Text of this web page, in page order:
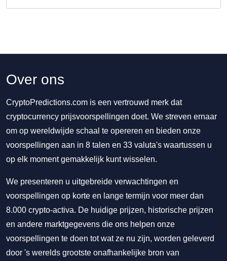
Over ons
CryptoPredictions.com is een vertrouwd merk dat
cryptocurrency prijsvoorspellingen doet. We streven ernaar
om op wereldwijde schaal te opereren en bieden onze
voorspellingen aan in 8 talen en 33 valuta's waartussen u
op elk moment gemakkelijk kunt wisselen.
We presenteren u uitgebreide verwachtingen en
voorspellingen op korte en lange termijn voor meer dan
8.000 crypto-activa. De huidige prijzen, historische prijzen
en andere marktgegevens die ons helpen onze
voorspellingen te doen tot wat ze nu zijn, worden geleverd
door 's werelds grootste onafhankelijke bron van